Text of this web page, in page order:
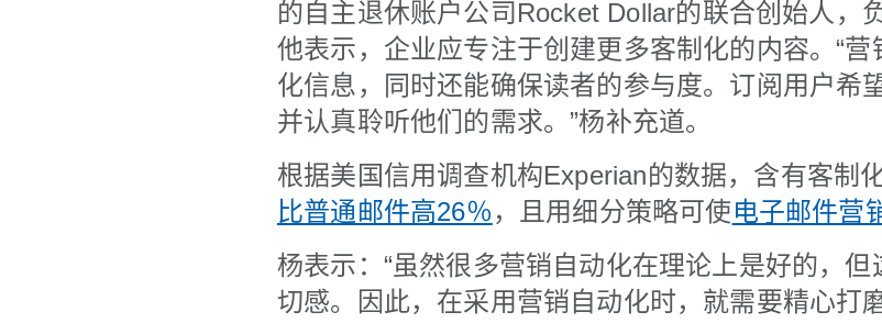
的自主退休账户公司Rocket Dollar的联合创始人，
他表示，企业应专注于创建更多客制化的内容。“
化信息，同时还能确保读者的参与度。订阅用户希
并认真聆听他们的需求。”杨补充道。
根据美国信用调查机构Experian的数据，含有客制
比普通邮件高26％ ，且用细分策略可使 电子邮件营
杨表示：“虽然很多营销自动化在理论上是好的，
切感。因此，在采用营销自动化时，就需要精心打